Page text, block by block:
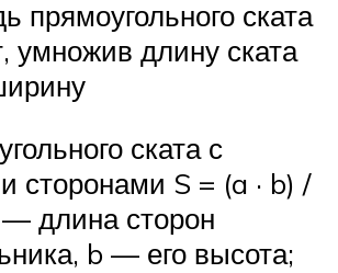
прямоугольного ската
умножив длину ската
ската с
сторонами S = (a · b) /
— длина сторон
b — его высота;